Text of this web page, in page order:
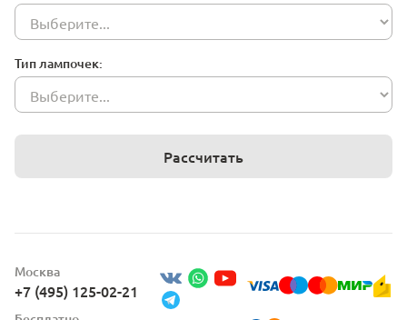
Тип лампочек:
Рассчитать
Москва
+7 (495) 125-02-21